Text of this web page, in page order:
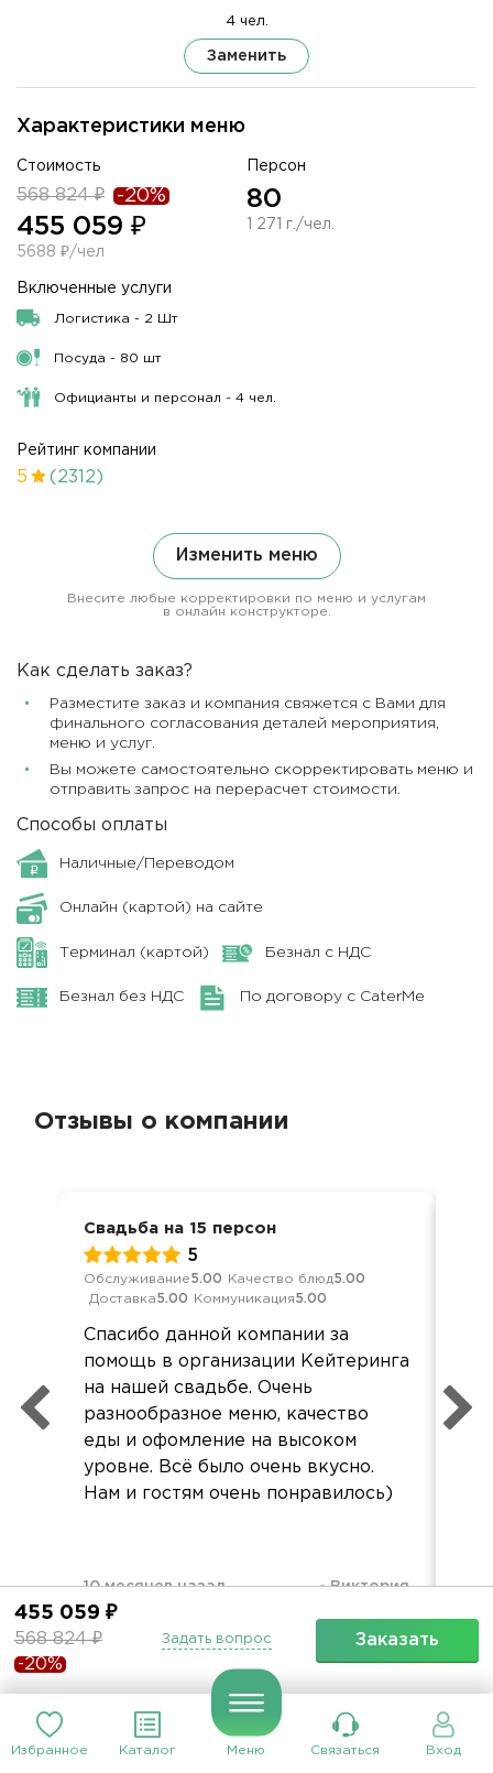
Избранное Каталог Меню Связаться Вход
Характеристики меню
Стоимость
568 824 ₽ -20%
455 059 ₽
5688 ₽/чел
Персон
80
1 271 г./чел.
Включенные услуги
Логистика - 2 Шт
Посуда - 80 шт
Официанты и персонал - 4 чел.
Рейтинг компании
5 (2312)
Изменить меню
Внесите любые корректировки по меню и услугам
в онлайн конструкторе.
4 чел.
Заменить
Как сделать заказ?
Разместите заказ и компания свяжется с Вами для
финального согласования деталей мероприятия,
меню и услуг.
Вы можете самостоятельно скорректировать меню и
отправить запрос на перерасчет стоимости.
Способы оплаты
Наличные/Переводом
Онлайн (картой) на сайте
Терминал (картой) Безнал с НДС
Безнал без НДС По договору с CaterMe
455 059 ₽
568 824 ₽
-20%
Заказать
Задать вопрос
Отзывы о компании
Свадьба на 15 персон
5
Обслуживание5.00 Качество блюд5.00
Доставка5.00 Коммуникация5.00
Спасибо данной компании за
помощь в организации Кейтеринга
на нашей свадьбе. Очень
разнообразное меню, качество
еды и офомление на высоком
уровне. Всё было очень вкусно.
Нам и гостям очень понравилось)
10 месяцев назад -Виктория 2
Все отзывы